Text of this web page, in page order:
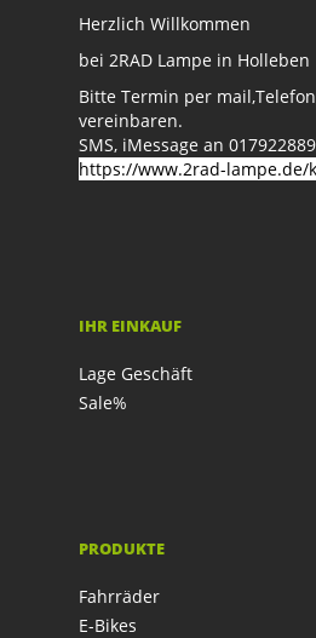
Herzlich Willkommen
bei 2RAD Lampe in Holleben
Bitte Termin per
vereinbaren.
SMS, iMessage an
https://www.2rad-lampe.de/
IHR EINKAUF
Lage Geschäft
Sale%
PRODUKTE
Fahrräder
E-Bikes